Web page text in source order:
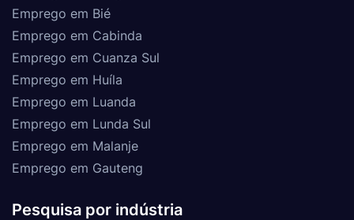
Emprego em Bié
Emprego em Cabinda
Emprego em Cuanza Sul
Emprego em Huíla
Emprego em Luanda
Emprego em Lunda Sul
Emprego em Malanje
Emprego em Gauteng
Pesquisa por indústria